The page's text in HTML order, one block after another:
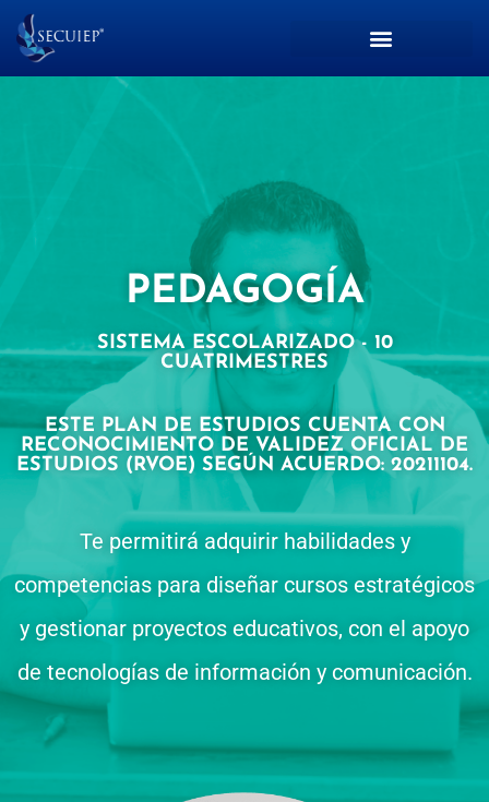
PEDAGOGÍA
SISTEMA ESCOLARIZADO - 10
CUATRIMESTRES
ESTE PLAN DE ESTUDIOS CUENTA CON
RECONOCIMIENTO DE VALIDEZ OFICIAL DE
ESTUDIOS (RVOE) SEGÚN ACUERDO: 20211104.
Te permitirá adquirir habilidades y
competencias para diseñar cursos estratégicos
y gestionar proyectos educativos, con el apoyo
de tecnologías de información y comunicación.